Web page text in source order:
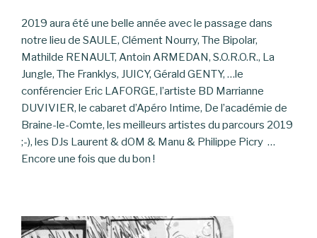
2019 aura été une belle année avec le passage dans
notre lieu de SAULE, Clément Nourry, The Bipolar,
Mathilde RENAULT, Antoin ARMEDAN, S.O.R.O.R., La
Jungle, The Franklys, JUICY, Gérald GENTY, …le
conférencier Eric LAFORGE, l’artiste BD Marrianne
DUVIVIER, le cabaret d’Apéro Intime, De l’académie de
Braine-le-Comte, les meilleurs artistes du parcours 2019
;-), les DJs Laurent & dOM & Manu & Philippe Picry …
Encore une fois que du bon !